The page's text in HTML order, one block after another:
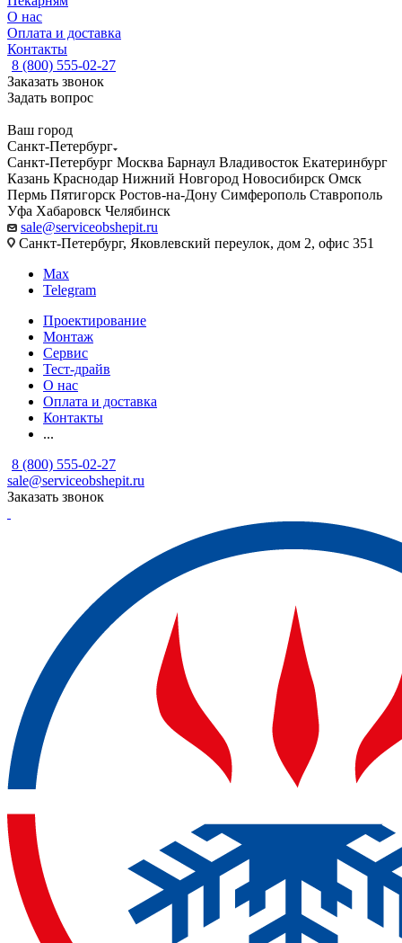
О нас
Оплата и доставка
Контакты
8 (800) 555-02-27
Заказать звонок
Задать вопрос
Ваш город
Санкт-Петербург
Санкт-Петербург Москва Барнаул Владивосток Екатеринбург
Казань Краснодар Нижний Новгород Новосибирск Омск
Пермь Пятигорск Ростов-на-Дону Симферополь Ставрополь
Уфа Хабаровск Челябинск
sale@serviceobshepit.ru
Санкт-Петербург, Яковлевский переулок, дом 2, офис 351
Max
Telegram
Проектирование
Монтаж
Сервис
Тест-драйв
О нас
Оплата и доставка
Контакты
...
8 (800) 555-02-27
sale@serviceobshepit.ru
Заказать звонок